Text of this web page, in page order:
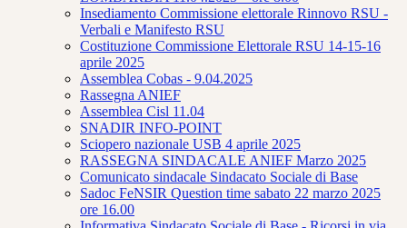
Insediamento Commissione elettorale Rinnovo RSU -
Verbali e Manifesto RSU
Costituzione Commissione Elettorale RSU 14-15-16
aprile 2025
Assemblea Cobas - 9.04.2025
Rassegna ANIEF
Assemblea Cisl 11.04
SNADIR INFO-POINT
Sciopero nazionale USB 4 aprile 2025
RASSEGNA SINDACALE ANIEF Marzo 2025
Comunicato sindacale Sindacato Sociale di Base
Sadoc FeNSIR Question time sabato 22 marzo 2025
ore 16.00